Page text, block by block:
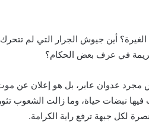
الغيرة؟ أين جيوش الجرار التي لم
في عرف بعض الحكام؟
عدوان عابر، بل هو إعلان عن
فيها نبضات حياة، وما زالت الشعوب
لكل جبهة ترفع راية الكرامة.